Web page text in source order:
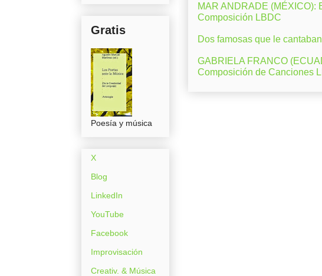
MAR ANDRADE (MÉXICO):
Composición LBDC
Dos famosas que le
GABRIELA FRANCO
Composición de Canciones
Gratis
Poesía y música
X
Blog
LinkedIn
YouTube
Facebook
Improvisación
Creativ. & Música